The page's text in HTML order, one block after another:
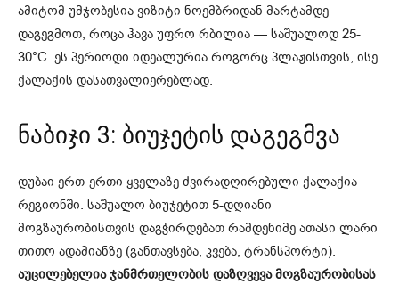
ამიტომ უმჯობესია ვიზიტი ნოემბრიდან მარტამდე
დაგეგმოთ, როცა ჰავა უფრო რბილია — საშუალოდ 25-
30°C. ეს პერიოდი იდეალურია როგორც პლაჟისთვის, ისე
ქალაქის დასათვალიერებლად.
ნაბიჯი 3: ბიუჯეტის დაგეგმვა
დუბაი ერთ-ერთი ყველაზე ძვირადღირებული ქალაქია
რეგიონში. საშუალო ბიუჯეტით 5-დღიანი
მოგზაურობისთვის დაგჭირდებათ რამდენიმე ათასი ლარი
თითო ადამიანზე (განთავსება, კვება, ტრანსპორტი).
აუცილებელია ჯანმრთელობის დაზღვევა მოგზაურობისას